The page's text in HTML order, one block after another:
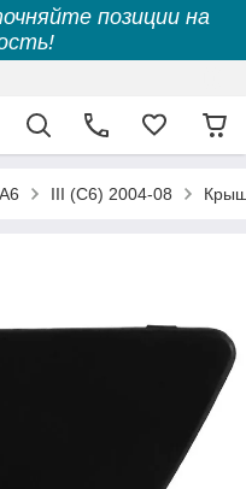
позиции на
A6 III (C6) 2004-08